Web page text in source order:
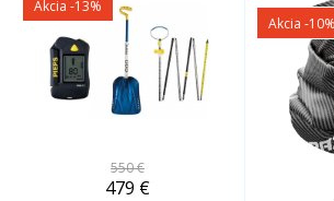
Akcia -13%
550 €
479 €
Akcia -10%